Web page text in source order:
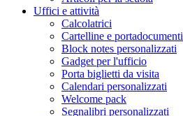
Uffici e attività
Calcolatrici
Cartelline e portadocumenti
Block notes personalizzati
Gadget per l'ufficio
Porta biglietti da visita
Calendari personalizzati
Welcome pack
Segnalibri personalizzati